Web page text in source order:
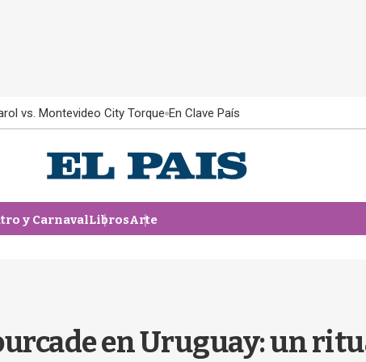
vs. Montevideo City Torque En Clave País
y CarnavalLibrosArte
en Uruguay: un